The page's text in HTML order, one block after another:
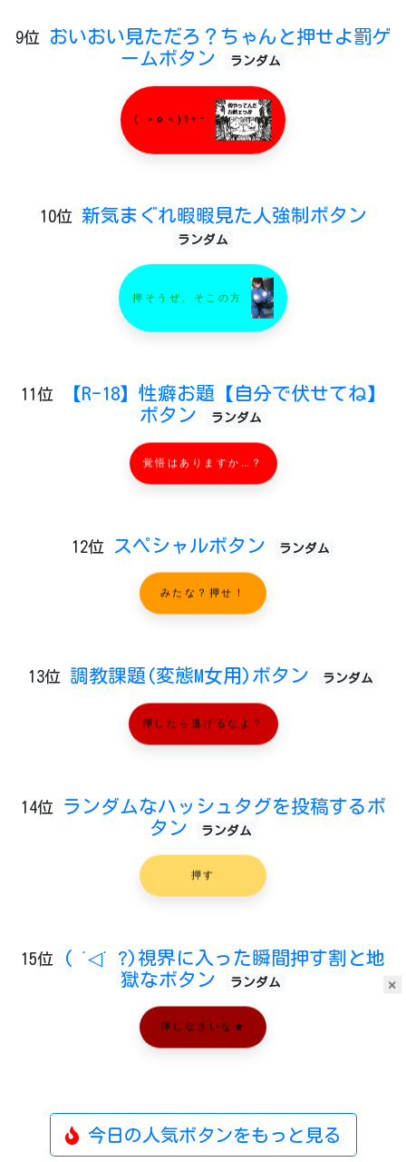
×
9位
おいおい見ただろ？ちゃんと押せよ罰ゲ
ームボタン
ランダム
( ＞o＜)ｷｬｰ
10位 新気まぐれ暇暇見た人強制ボタン
ランダム
押そうぜ、そこの方
11位
【R-18】性癖お題【自分で伏せてね】
ボタン
ランダム
覚悟はありますか…？
12位 スペシャルボタン ランダム
みたな？押せ！
13位 調教課題(変態M女用)ボタン ランダム
押したら逃げるなよ？
14位
ランダムなハッシュタグを投稿するボ
タン
ランダム
押す
15位
( ˙◁˙ ?)視界に入った瞬間押す割と地
獄なボタン
ランダム
押しなさいな★
今日の人気ボタンをもっと見る